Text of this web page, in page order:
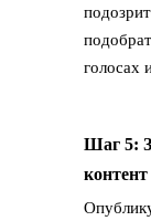
голосах
Шаг 5: